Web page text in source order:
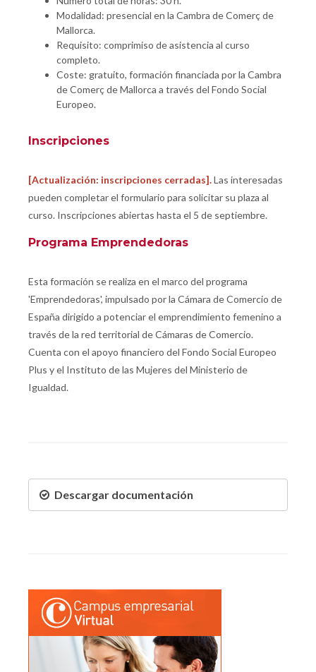
Modalidad: presencial en la Cambra de Comerç de
Mallorca.
Requisito: comprimiso de asistencia al curso
completo.
Coste: gratuito, formación financiada por la Cambra
de Comerç de Mallorca a través del Fondo Social
Europeo.
Inscripciones
[Actualización: inscripciones cerradas].Las interesadas
pueden completar el formulario para solicitar su plaza al
curso. Inscripciones abiertas hasta el 5 de septiembre.
Programa Emprendedoras
Esta formación se realiza en el marco del programa
'Emprendedoras', impulsado por la Cámara de Comercio de
España dirigido a potenciar el emprendimiento femenino a
través de la red territorial de Cámaras de Comercio.
Cuenta con el apoyo financiero del Fondo Social Europeo
Plus y el Instituto de las Mujeres del Ministerio de
Igualdad.
Descargar documentación